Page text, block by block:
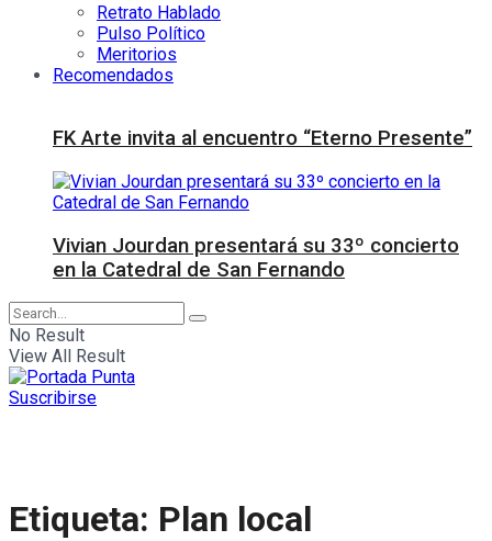
Retrato Hablado
Pulso Político
Meritorios
Recomendados
FK Arte invita al encuentro “Eterno Presente”
Vivian Jourdan presentará su 33º concierto
en la Catedral de San Fernando
No Result
View All Result
Suscribirse
Etiqueta: Plan local